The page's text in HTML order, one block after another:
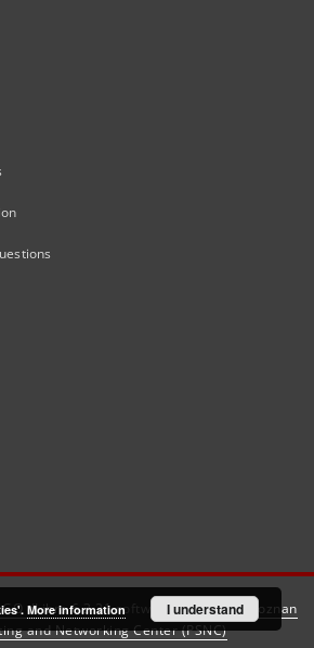
dLibra 6.3.21software created by
Poznan
and Networking Center (PSNC)
More information I understand